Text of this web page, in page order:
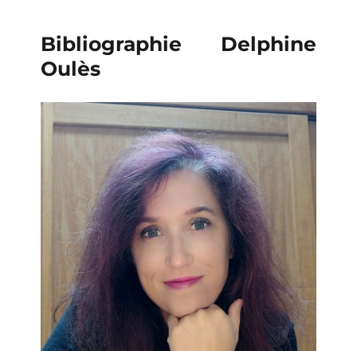
Bibliographie Delphine
Oulès